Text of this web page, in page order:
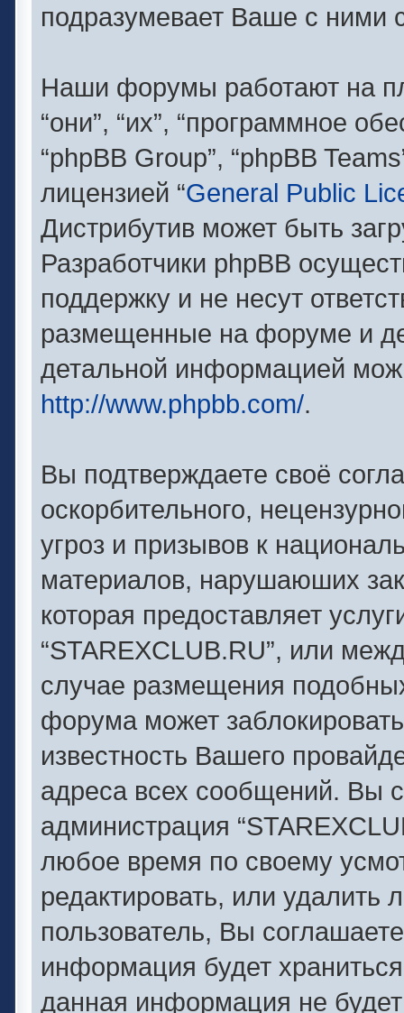
подразумевает Ваше с ними
Наши форумы работают на
“они”, “их”, “программное
“phpBB Group”, “phpBB
лицензией “General Public
Дистрибутив может быть
Разработчики phpBB
поддержку и не несут
размещенные на форуме и
детальной информацией
http://www.phpbb.com/.
Вы подтверждаете своё
оскорбительного,
угроз и призывов к
материалов, нарушаюших
которая предоставляет
“STAREXCLUB.RU”, или
случае размещения
форума может
известность Вашего
адреса всех сообщений. Вы
администрация
любое время по своему
редактировать, или
пользователь, Вы
информация будет
данная информация не